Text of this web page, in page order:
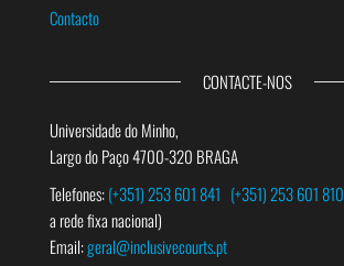
Contacto
CONTACTE-NOS
Universidade do Minho,
Largo do Paço 4700-320 BRAGA
Telefones:(+351) 253 601 841 (+351) 253 601 810
a rede fixa nacional)
Email:geral@inclusivecourts.pt